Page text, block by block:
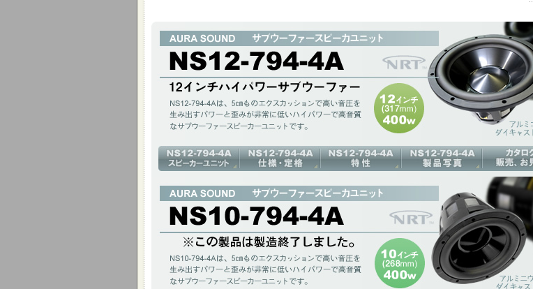
12インチ ハイパワー サブウーファー
NS12-794-4Aは、5cmものエクスカッションで高い音圧を生み出すパワーと歪みが非常に低いハイパ
音質なサブウーファースピーカーユニットです。
12インチ(317mm)400W / アルミコーン ダイキャストフレーム / NRT
NS10-794-4Aは、5cmものエクスカッションで高い音圧を生み出すパワーと歪みが非常に低いハイパ
音質なサブウーファースピーカーユニットです。
10インチ(268mm)400W / アルミニウムコーン ダイキャストフレーム / NRT